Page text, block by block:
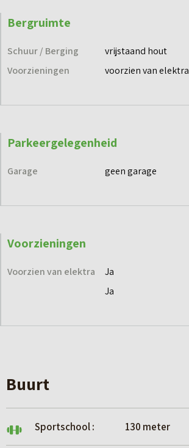
Bergruimte
Schuur / Berging
vrijstaand hout
Voorzieningen
voorzien van elektra
Parkeergelegenheid
Garage geen garage
Voorzieningen
Voorzien van elektra
Ja
Ja
Buurt
Sportschool : 130 meter